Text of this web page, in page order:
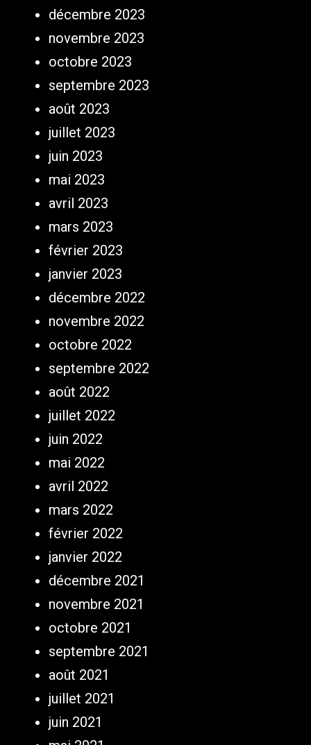
décembre 2023
novembre 2023
octobre 2023
septembre 2023
août 2023
juillet 2023
juin 2023
mai 2023
avril 2023
mars 2023
février 2023
janvier 2023
décembre 2022
novembre 2022
octobre 2022
septembre 2022
août 2022
juillet 2022
juin 2022
mai 2022
avril 2022
mars 2022
février 2022
janvier 2022
décembre 2021
novembre 2021
octobre 2021
septembre 2021
août 2021
juillet 2021
juin 2021